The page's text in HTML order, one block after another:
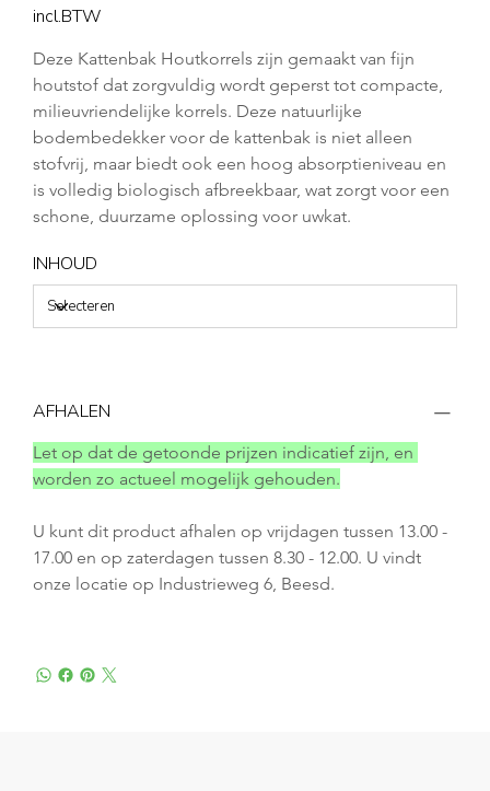
incl.BTW
Deze Kattenbak Houtkorrels zijn gemaakt van fijn
houtstof dat zorgvuldig wordt geperst tot compacte,
milieuvriendelijke korrels. Deze natuurlijke
bodembedekker voor de kattenbak is niet alleen
stofvrij, maar biedt ook een hoog absorptieniveau en
is volledig biologisch afbreekbaar, wat zorgt voor een
schone, duurzame oplossing voor uwkat.
INHOUD
AFHALEN
Let op dat de getoonde prijzen indicatief zijn, en
worden zo actueel mogelijk gehouden.
U kunt dit product afhalen op vrijdagen tussen 13.00 -
17.00 en op zaterdagen tussen 8.30 - 12.00. U vindt
onze locatie op Industrieweg 6, Beesd.